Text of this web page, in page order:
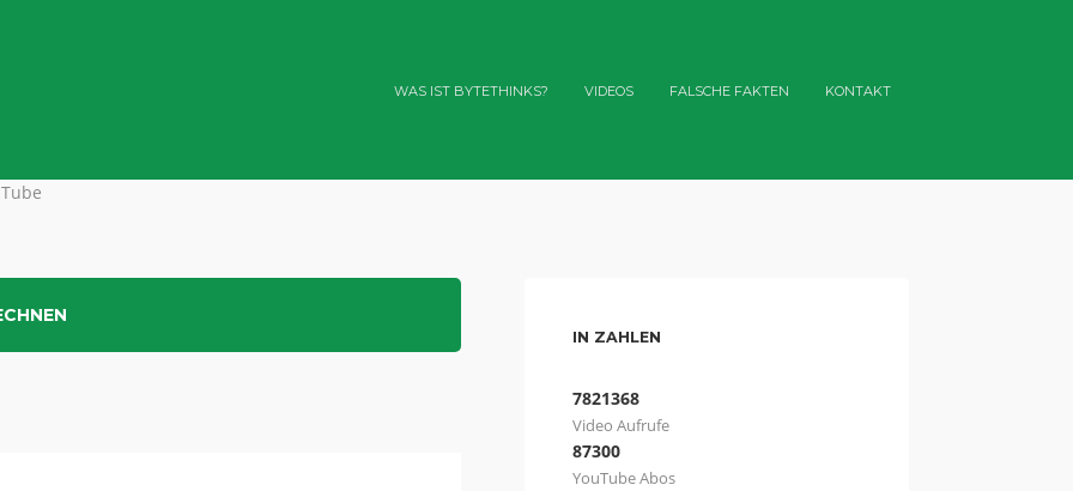
WAS IST BYTETHINKS? VIDEOS FALSCHE FAKTEN KONTAKT
IN ZAHLEN
7821368
Video Aufrufe
87300
YouTube Abos